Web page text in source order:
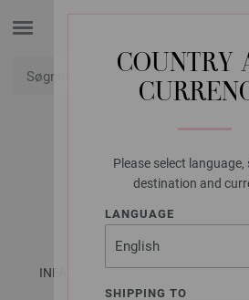
COUNTRY
Please select language,
destination and
LANGUAGE
SHIPPING TO
LANA GROSSA
JAKKE
INFANTI No. 18 - Magasin (DE) +